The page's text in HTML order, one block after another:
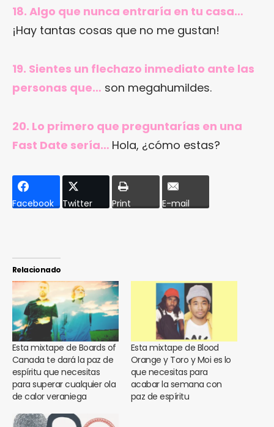
18. Algo que nunca entraría en tu casa…
¡Hay tantas cosas que no me gustan!
19. Sientes un flechazo inmediato ante las
personas que… son megahumildes.
20. Lo primero que preguntarías en una
Fast Date sería… Hola, ¿cómo estas?
Facebook Twitter Print E-mail
Relacionado
Esta mixtape de Boards of
Canada te dará la paz de
espíritu que necesitas
para superar cualquier ola
de calor veraniega
Esta mixtape de Blood
Orange y Toro y Moi es lo
que necesitas para
acabar la semana con
paz de espíritu